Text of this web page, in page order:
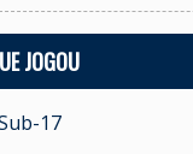
JOGOU
17